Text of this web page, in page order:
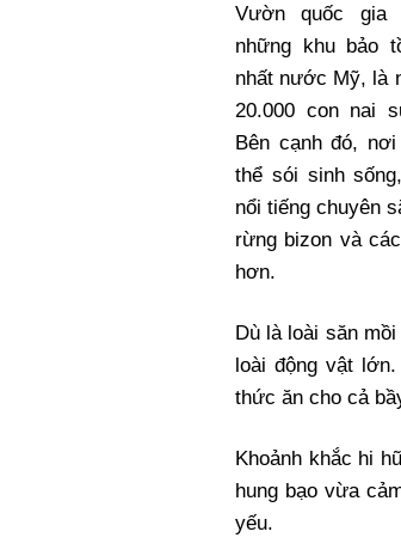
Vườn quốc gia
những khu bảo
nhất nước Mỹ, là
20.000 con nai
Bên cạnh đó,
thể sói sinh
nổi tiếng chuyên
rừng bizon và
hơn.
Dù là loài săn
loài động vật
thức ăn cho cả
Khoảnh khắc hi
hung bạo vừa
yếu.